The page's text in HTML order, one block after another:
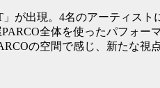
が出現。4名のアーティス
全体を使ったパフォー
の空間で感じ、新たな視